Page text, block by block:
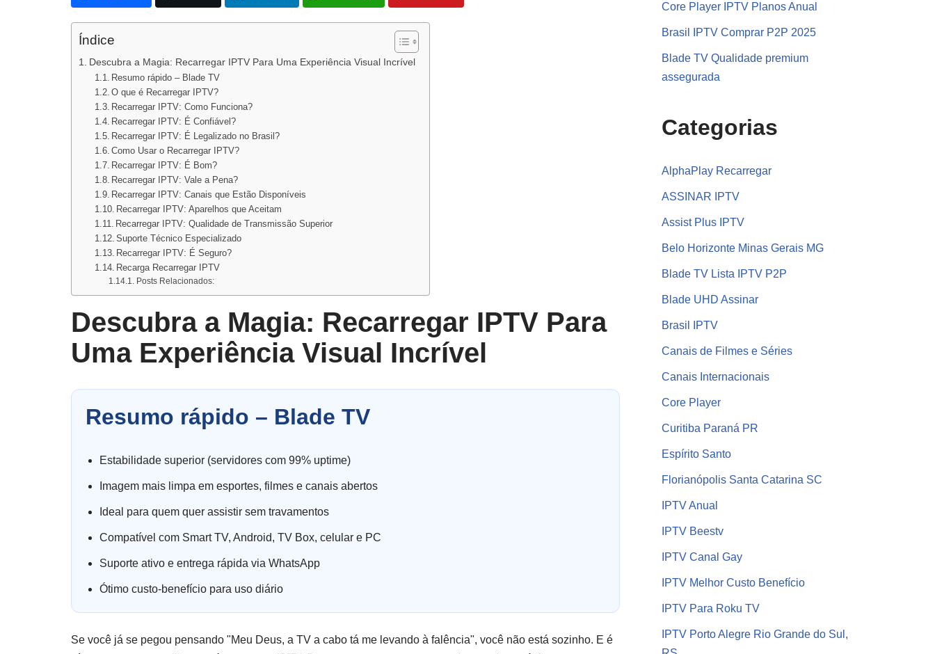
Índice
Descubra a Magia: Recarregar IPTV Para Uma Experiência Visual Incrível
Resumo rápido – Blade TV
O que é Recarregar IPTV?
Recarregar IPTV: Como Funciona?
Recarregar IPTV: É Confiável?
Recarregar IPTV: É Legalizado no Brasil?
Como Usar o Recarregar IPTV?
Recarregar IPTV: É Bom?
Recarregar IPTV: Vale a Pena?
Recarregar IPTV: Canais que Estão Disponíveis
Recarregar IPTV: Aparelhos que Aceitam
Recarregar IPTV: Qualidade de Transmissão Superior
Suporte Técnico Especializado
Recarregar IPTV: É Seguro?
Recarga Recarregar IPTV
Posts Relacionados:
Descubra a Magia: Recarregar IPTV Para
Uma Experiência Visual Incrível
Resumo rápido – Blade TV
Estabilidade superior (servidores com 99% uptime)
Imagem mais limpa em esportes, filmes e canais abertos
Ideal para quem quer assistir sem travamentos
Compatível com Smart TV, Android, TV Box, celular e PC
Suporte ativo e entrega rápida via WhatsApp
Ótimo custo-benefício para uso diário
Se você já se pegou pensando "Meu Deus, a TV a cabo tá me levando à falência", você não está sozinho. E é
Core Player IPTV Planos Anual
Brasil IPTV Comprar P2P 2025
Blade TV Qualidade premium
assegurada
Categorias
AlphaPlay Recarregar
ASSINAR IPTV
Assist Plus IPTV
Belo Horizonte Minas Gerais MG
Blade TV Lista IPTV P2P
Blade UHD Assinar
Brasil IPTV
Canais de Filmes e Séries
Canais Internacionais
Core Player
Curitiba Paraná PR
Espírito Santo
Florianópolis Santa Catarina SC
IPTV Anual
IPTV Beestv
IPTV Canal Gay
IPTV Melhor Custo Benefício
IPTV Para Roku TV
IPTV Porto Alegre Rio Grande do Sul,